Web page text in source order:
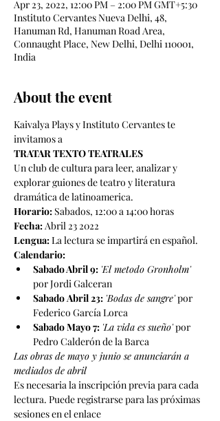
Apr 23, 2022, 12:00 PM – 2:00 PM GMT+5:30
Instituto Cervantes Nueva Delhi, 48,
Hanuman Rd, Hanuman Road Area,
Connaught Place, New Delhi, Delhi 110001,
India
About the event
Kaivalya Plays y Instituto Cervantes te
invitamos a
TRATAR TEXTO TEATRALES
Un club de cultura para leer, analizar y
explorar guiones de teatro y literatura
dramática de latinoamerica.
Horario: Sabados, 12:00 a 14:00 horas
Fecha: Abril 23 2022
Lengua: La lectura se impartirá en español.
Calendario:
Sabado Abril 9: 'El metodo Gronholm'
por Jordi Galceran
SabadoAbril 23: 'Bodas de sangre' por
Federico García Lorca
SabadoMayo 7: 'La vida es sueño' por
Pedro Calderón de la Barca
Las obras de mayo y junio se anunciarán a
mediados de abril
Es necesaria la inscripción previa para cada
lectura. Puede registrarse para las próximas
sesiones en el enlace